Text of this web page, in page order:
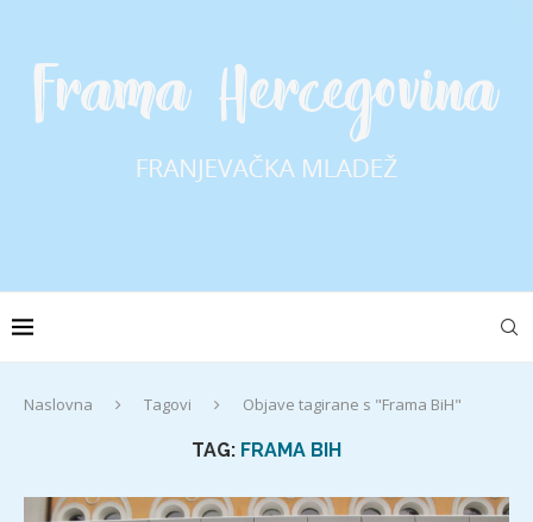
Naslovna Tagovi Objave tagirane s "Frama BiH"
TAG: FRAMA BIH